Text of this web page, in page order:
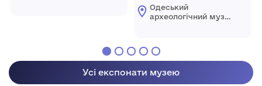
Одеський
археологічний музей
Усі експонати музею